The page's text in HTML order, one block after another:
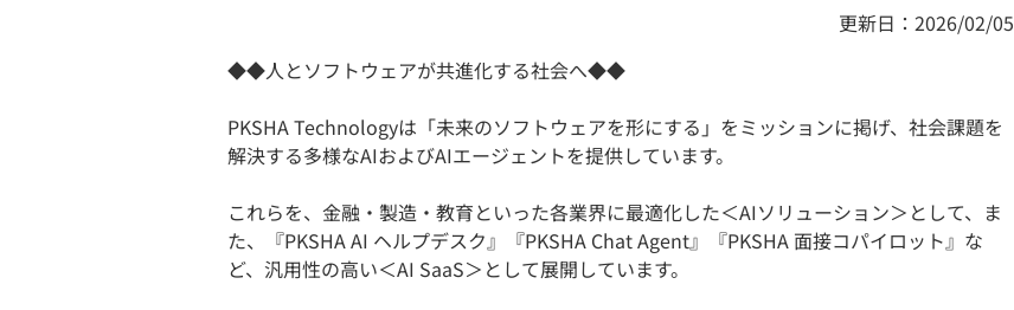
更新日：2026/02/05
◆◆人とソフトウェアが共進化する社会へ◆◆
PKSHA Technologyは「未来のソフトウェアを形にする」をミッションに掲げ、社会課題を
解決する多様なAIおよびAIエージェントを提供しています。
これらを、金融・製造・教育といった各業界に最適化した＜AIソリューション＞として、ま
た、『PKSHA AI ヘルプデスク』『PKSHA Chat Agent』『PKSHA 面接コパイロット』な
ど、汎用性の高い＜AI SaaS＞として展開しています。